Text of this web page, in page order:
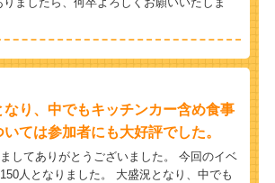
なり、中でもキッチンカー含め食事
いては参加者にも大好評でした。
してありがとうございました。 今回のイベ
人となりました。 大盛況となり、中でも